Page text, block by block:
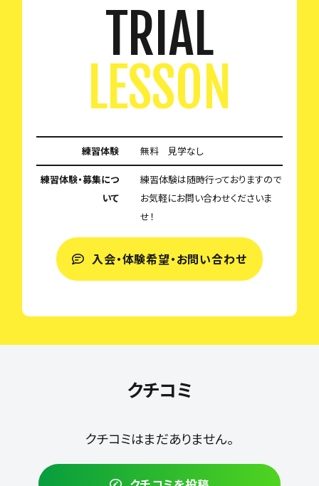
TRIAL
LESSON
練習体験 無料 見学なし
練習体験・募集につ
いて
練習体験は随時行っておりますので
お気軽にお問い合わせくださいま
せ！
入会・体験希望・お問い合わせ
クチコミ
クチコミはまだありません。